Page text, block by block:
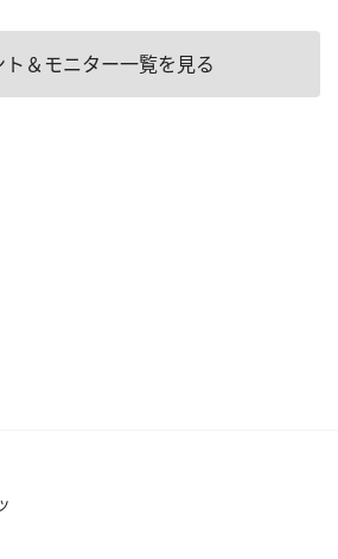
ト＆モニター一覧を見る